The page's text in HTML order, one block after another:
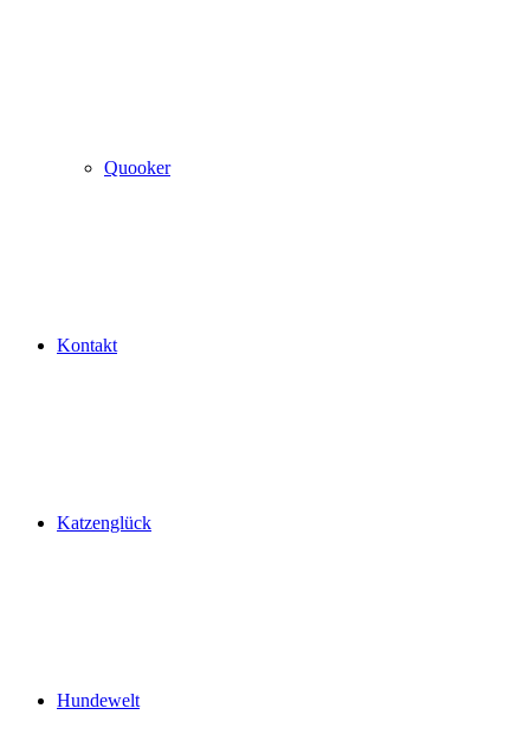
Quooker
Kontakt
Katzenglück
Hundewelt